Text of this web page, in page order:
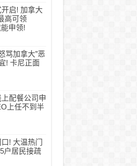
启! 加拿大
高可领
申领!
骂加拿大”恶
! 卡尼正面
配餐公司申
上任不到半
! 大温热门
户居民接疏